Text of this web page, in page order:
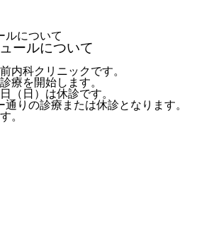
ルについて
ールについて
内科クリニックです。
療を開始します。
（日）は休診です。
りの診療または休診となります。
。